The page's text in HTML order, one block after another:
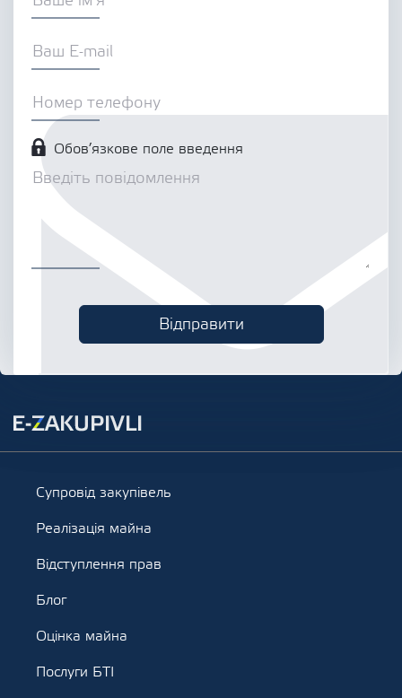
Обов’язкове поле введення
Супровід закупівель
Реалізація майна
Відступлення прав
Блог
Оцінка майна
Послуги БТІ